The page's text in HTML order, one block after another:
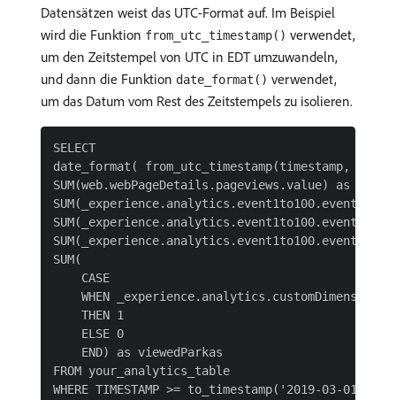
Datensätzen weist das UTC-Format auf. Im Beispiel
wird die Funktion from_utc_timestamp() verwendet,
um den Zeitstempel von UTC in EDT umzuwandeln,
und dann die Funktion date_format() verwendet,
um das Datum vom Rest des Zeitstempels zu isolieren.
SELECT
date_format( from_utc_timestamp(timestamp,
SUM(web.webPageDetails.pageviews.value) as
SUM(
    CASE
WHEN
    THEN 1
    ELSE 0
    END) as viewedParkas
FROM your_analytics_table
WHERE TIMESTAMP >= to_timestamp('2019-03-01')